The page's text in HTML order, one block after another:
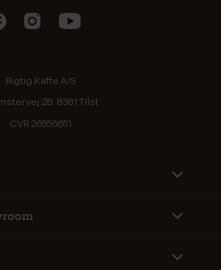
Rigtig Kaffe A/S
2B, 8381 Tilst
CVR 26556651